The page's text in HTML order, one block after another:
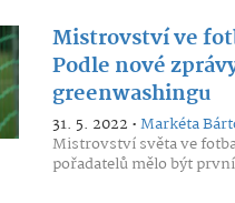
Mistrovství ve
Podle nové
greenwashingu
31. 5. 2022 •Markéta
Mistrovství světa ve
pořadatelů mělo být